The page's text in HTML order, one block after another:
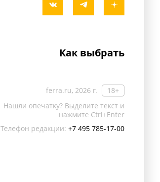
Как выбрать
ferra.ru, 2026 г.
18+
Нашли опечатку? Выделите текст и
нажмите Ctrl+Enter
Телефон редакции: +7 495 785-17-00